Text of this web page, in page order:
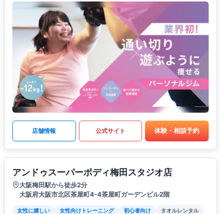
店舗情報 公式サイト 体験・相談予約
アンドゥスーパーボディ梅田スタジオ店
大阪梅田駅から徒歩2分
大阪府大阪市北区茶屋町4-4茶屋町ガーデンビル2階
女性に嬉しい 女性向けトレーニング 初心者向け タオルレンタル